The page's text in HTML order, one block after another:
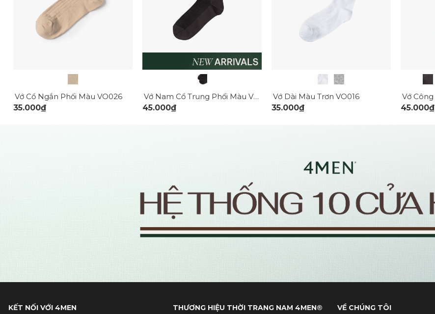
Vớ Cổ Ngắn Phối Màu VO026
35.000₫
Vớ Nam Cổ Trung Phối Màu VO141
45.000₫
Vớ Dài Màu Trơn VO016
35.000₫
45.000₫
KẾT NỐI VỚI 4MEN THƯƠNG HIỆU THỜI TRANG NAM 4MEN® VỀ CHÚNG TÔI